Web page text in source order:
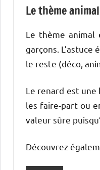
Le thème animal
Le thème animal
garçons.
le reste (déco,
Le renard est
les faire-part ou
valeur sûre
Découvrez